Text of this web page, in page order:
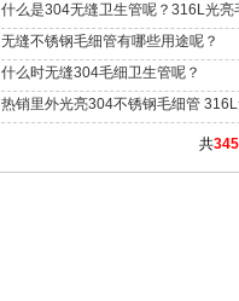
什么是304无缝卫生管呢？316L光亮
无缝不锈钢毛细管有哪些用途呢？
什么时无缝304毛细卫生管呢？
热销里外光亮304不锈钢毛细管
共345